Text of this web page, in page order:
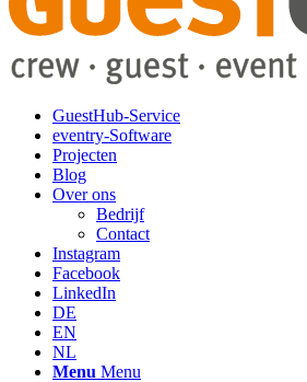
GuestHub-Service
eventry-Software
Projecten
Blog
Over ons
Bedrijf
Contact
Instagram
Facebook
LinkedIn
DE
EN
NL
Menu Menu